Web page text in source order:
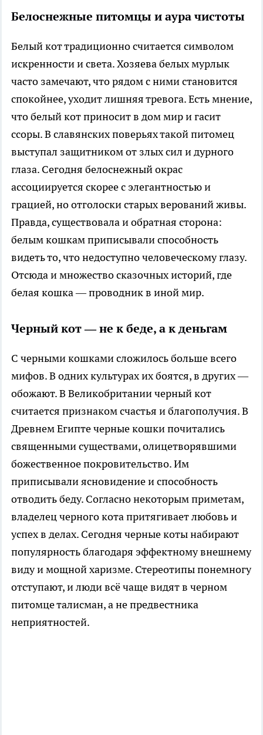
Белоснежные питомцы и аура чистоты
Белый кот традиционно считается символом
искренности и света. Хозяева белых мурлык
часто замечают, что рядом с ними становится
спокойнее, уходит лишняя тревога. Есть мнение,
что белый кот приносит в дом мир и гасит
ссоры. В славянских поверьях такой питомец
выступал защитником от злых сил и дурного
глаза. Сегодня белоснежный окрас
ассоциируется скорее с элегантностью и
грацией, но отголоски старых верований живы.
Правда, существовала и обратная сторона:
белым кошкам приписывали способность
видеть то, что недоступно человеческому глазу.
Отсюда и множество сказочных историй, где
белая кошка — проводник в иной мир.
Черный кот — не к беде, а к деньгам
С черными кошками сложилось больше всего
мифов. В одних культурах их боятся, в других —
обожают. В Великобритании черный кот
считается признаком счастья и благополучия. В
Древнем Египте черные кошки почитались
священными существами, олицетворявшими
божественное покровительство. Им
приписывали ясновидение и способность
отводить беду. Согласно некоторым приметам,
владелец черного кота притягивает любовь и
успех в делах. Сегодня черные коты набирают
популярность благодаря эффектному внешнему
виду и мощной харизме. Стереотипы понемногу
отступают, и люди всё чаще видят в черном
питомце талисман, а не предвестника
неприятностей.